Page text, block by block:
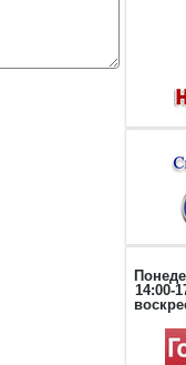
14:00-